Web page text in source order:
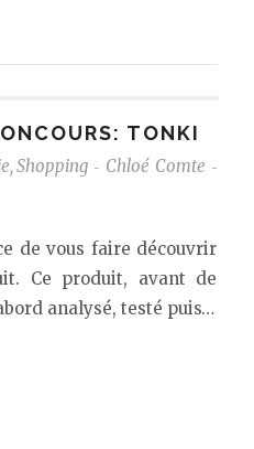
TONKI
, Shopping - Chloé Comte -
de vous faire découvrir
Ce produit, avant de
analysé, testé puis…